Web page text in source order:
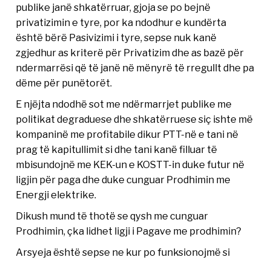
publike janë shkatërruar, gjoja se po bejnë
privatizimin e tyre, por ka ndodhur e kundërta
është bërë Pasivizimi i tyre, sepse nuk kanë
zgjedhur as kriterë për Privatizim dhe as bazë për
ndermarrësi që të janë në mënyrë të rregullt dhe pa
dëme për punëtorët.
E njëjta ndodhë sot me ndërmarrjet publike me
politikat degraduese dhe shkatërruese siç ishte më
kompaninë me profitabile dikur PTT-në e tani në
prag të kapitullimit si dhe tani kanë filluar të
mbisundojnë me KEK-un e KOSTT-in duke futur në
ligjin për paga dhe duke cunguar Prodhimin me
Energji elektrike.
Dikush mund të thotë se qysh me cunguar
Prodhimin, çka lidhet ligji i Pagave me prodhimin?
Arsyeja është sepse ne kur po funksionojmë si